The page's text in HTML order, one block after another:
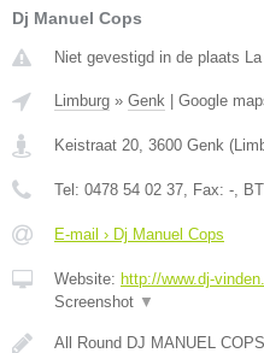
Dj Manuel Cops
Niet gevestigd in de plaats
Limburg » Genk Google
Keistraat 20, 3600 Genk (
Tel: 0478 54 02 37, Fax: -,
E-mail › Dj Manuel Cops
Website: http://www.dj-
Screenshot ▼
All Round DJ MANUEL COPS